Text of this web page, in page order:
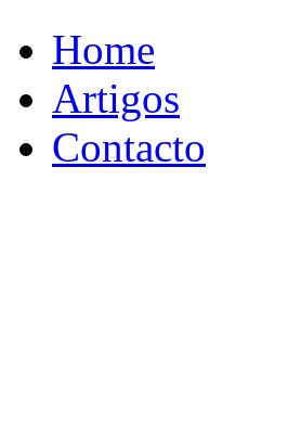
Home
Artigos
Contacto